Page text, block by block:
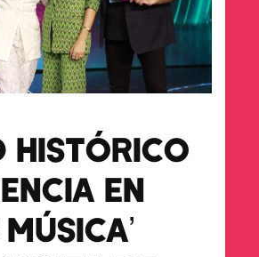
HISTÓRICO
EN